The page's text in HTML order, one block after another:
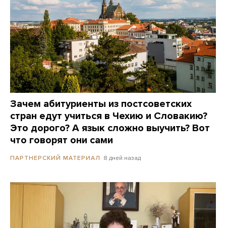
Зачем абитуриенты из постсоветских
стран едут учиться в Чехию и Словакию?
Это дорого? А язык сложно выучить? Вот
что говорят они сами
ПАРТНЕРСКИЙ МАТЕРИАЛ 8 дней назад